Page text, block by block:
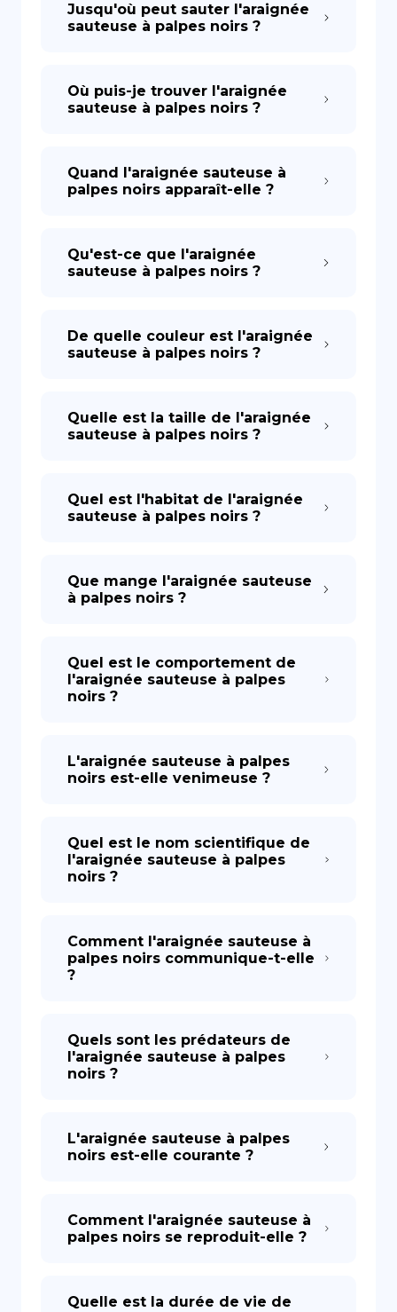
Jusqu'où peut sauter l'araignée
sauteuse à palpes noirs ?
Où puis-je trouver l'araignée
sauteuse à palpes noirs ?
Quand l'araignée sauteuse à
palpes noirs apparaît-elle ?
Qu'est-ce que l'araignée
sauteuse à palpes noirs ?
De quelle couleur est l'araignée
sauteuse à palpes noirs ?
Quelle est la taille de l'araignée
sauteuse à palpes noirs ?
Quel est l'habitat de l'araignée
sauteuse à palpes noirs ?
Que mange l'araignée sauteuse
à palpes noirs ?
Quel est le comportement de
l'araignée sauteuse à palpes
noirs ?
L'araignée sauteuse à palpes
noirs est-elle venimeuse ?
Quel est le nom scientifique de
l'araignée sauteuse à palpes
noirs ?
Comment l'araignée sauteuse à
palpes noirs communique-t-elle
?
Quels sont les prédateurs de
l'araignée sauteuse à palpes
noirs ?
L'araignée sauteuse à palpes
noirs est-elle courante ?
Comment l'araignée sauteuse à
palpes noirs se reproduit-elle ?
Quelle est la durée de vie de